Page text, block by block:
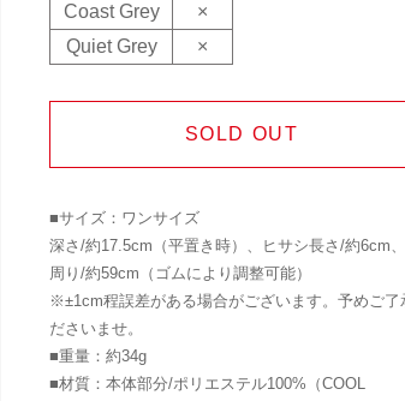
Coast Grey
×
Quiet Grey
×
SOLD OUT
■サイズ：ワンサイズ
深さ/約17.5cm（平置き時）、ヒサシ長さ/約6cm
周り/約59cm（ゴムにより調整可能）
※±1cm程誤差がある場合がございます。予めご了
ださいませ。
■重量：約34g
■材質：本体部分/ポリエステル100%（COOL